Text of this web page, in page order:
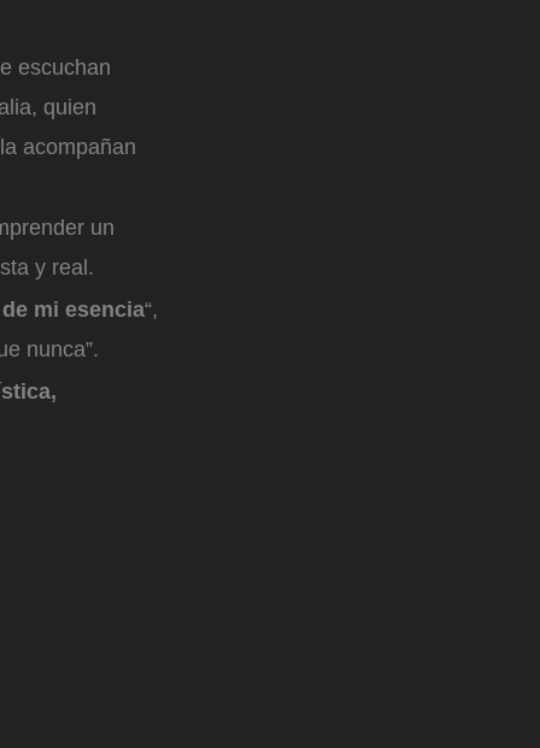
escuchan
quien
acompañan
un
y real.
mi esencia“,
nunca”.